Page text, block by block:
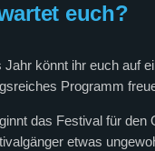
euch?
Jahr könnt ihr euch auf
Programm
das Festival für den
etwas